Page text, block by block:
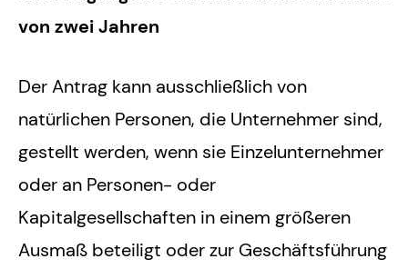
von zwei Jahren
Der Antrag kann ausschließlich von
natürlichen Personen, die Unternehmer sind,
gestellt werden, wenn sie Einzelunternehmer
oder an Personen- oder
Kapitalgesellschaften in einem größeren
Ausmaß beteiligt oder zur Geschäftsführung